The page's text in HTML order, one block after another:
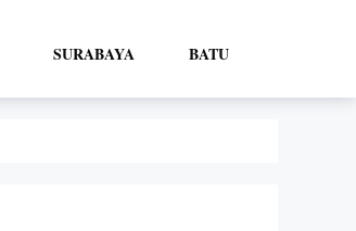
SURABAYA BATU